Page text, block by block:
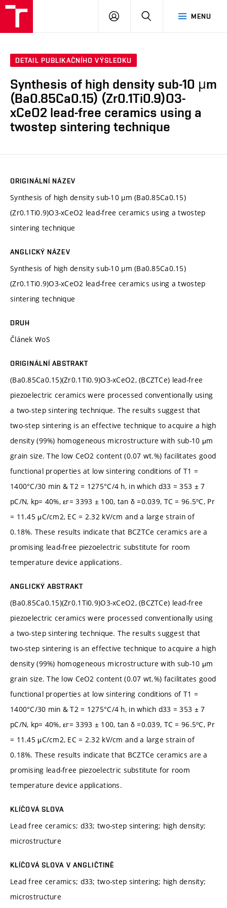
MENU
PŘIHLÁSIT
DETAIL PUBLIKAČNÍHO VÝSLEDKU
Synthesis of high density sub-10 µm
(Ba0.85Ca0.15) (Zr0.1Ti0.9)O3-
xCeO2 lead-free ceramics using a
twostep sintering technique
ORIGINÁLNÍ NÁZEV
Synthesis of high density sub-10 µm (Ba0.85Ca0.15)
(Zr0.1Ti0.9)O3-xCeO2 lead-free ceramics using a twostep
sintering technique
ANGLICKÝ NÁZEV
Synthesis of high density sub-10 µm (Ba0.85Ca0.15)
(Zr0.1Ti0.9)O3-xCeO2 lead-free ceramics using a twostep
sintering technique
DRUH
Článek WoS
ORIGINÁLNÍ ABSTRAKT
(Ba0.85Ca0.15)(Zr0.1Ti0.9)O3-xCeO2, (BCZTCe) lead-free
piezoelectric ceramics were processed conventionally using
a two-step sintering technique. The results suggest that
two-step sintering is an effective technique to acquire a high
density (99%) homogeneous microstructure with sub-10 μm
grain size. The low CeO2 content (0.07 wt.%) facilitates good
functional properties at low sintering conditions of T1 =
1400°C/30 min & T2 = 1275°C/4 h, in which d33 = 353 ± 7
pC/N, kp= 40%, εr= 3393 ± 100, tan δ =0.039, TC = 96.5ºC, Pr
= 11.45 μC/cm2, EC = 2.32 kV/cm and a large strain of
0.18%. These results indicate that BCZTCe ceramics are a
promising lead-free piezoelectric substitute for room
temperature device applications.
ANGLICKÝ ABSTRAKT
(Ba0.85Ca0.15)(Zr0.1Ti0.9)O3-xCeO2, (BCZTCe) lead-free
piezoelectric ceramics were processed conventionally using
a two-step sintering technique. The results suggest that
two-step sintering is an effective technique to acquire a high
density (99%) homogeneous microstructure with sub-10 μm
grain size. The low CeO2 content (0.07 wt.%) facilitates good
functional properties at low sintering conditions of T1 =
1400°C/30 min & T2 = 1275°C/4 h, in which d33 = 353 ± 7
pC/N, kp= 40%, εr= 3393 ± 100, tan δ =0.039, TC = 96.5ºC, Pr
= 11.45 μC/cm2, EC = 2.32 kV/cm and a large strain of
0.18%. These results indicate that BCZTCe ceramics are a
promising lead-free piezoelectric substitute for room
temperature device applications.
KLÍČOVÁ SLOVA
Lead free ceramics; d33; two-step sintering; high density;
microstructure
KLÍČOVÁ SLOVA V ANGLIČTINĚ
Lead free ceramics; d33; two-step sintering; high density;
microstructure